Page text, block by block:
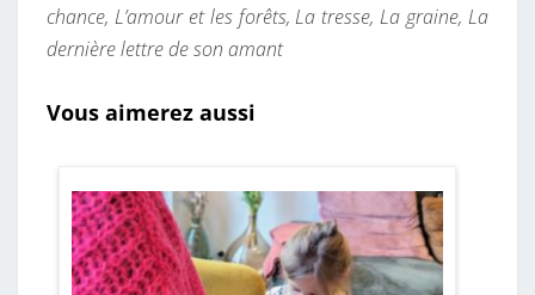
chance, L’amour et les forêts, La tresse, La graine, La
dernière lettre de son amant
Vous aimerez aussi